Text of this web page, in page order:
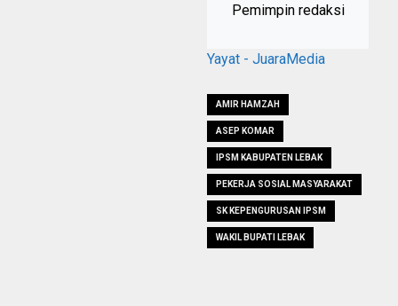
Pemimpin redaksi
Yayat - JuaraMedia
AMIR HAMZAH
ASEP KOMAR
IPSM KABUPATEN LEBAK
PEKERJA SOSIAL MASYARAKAT
SK KEPENGURUSAN IPSM
WAKIL BUPATI LEBAK